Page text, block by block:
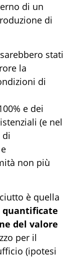
di un
di
stati
la
di
e dei
(e nel
di
non più
è quella
quantificate
del valore
per il
(ipotesi